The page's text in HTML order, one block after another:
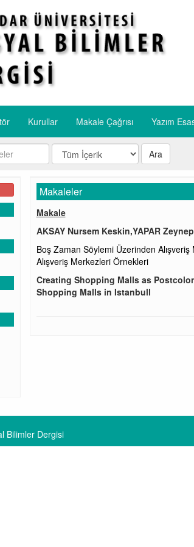
Kurullar Makale Çağrısı Yazım
Ara
Makaleler
Makale
AKSAY Nursem Keskin,YAPAR
Boş Zaman Söylemi Üzerinden
Alışveriş Merkezleri Örnekleri
Creating Shopping Malls as
Shopping Malls in Istanbull
Bilimler Dergisi